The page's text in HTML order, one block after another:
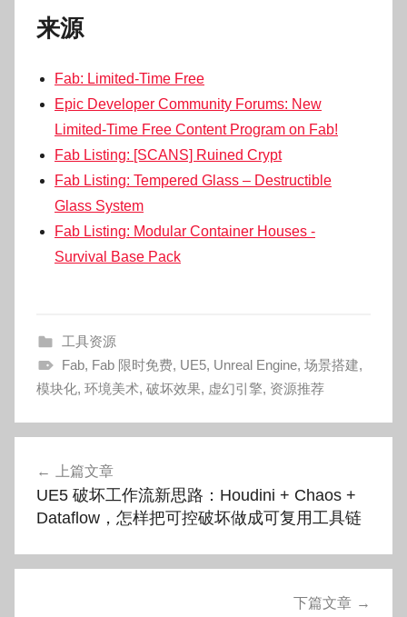
来源
Fab: Limited-Time Free
Epic Developer Community Forums: New
Limited-Time Free Content Program on Fab!
Fab Listing: [SCANS] Ruined Crypt
Fab Listing: Tempered Glass – Destructible
Glass System
Fab Listing: Modular Container Houses -
Survival Base Pack
工具资源
Fab, Fab 限时免费, UE5, Unreal Engine, 场景搭建,
模块化, 环境美术, 破坏效果, 虚幻引擎, 资源推荐
航
上篇文章
UE5 破坏工作流新思路：Houdini + Chaos +
Dataflow，怎样把可控破坏做成可复用工具链
下篇文章